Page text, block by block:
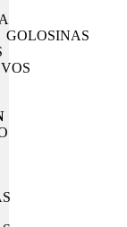
GOLOSINAS